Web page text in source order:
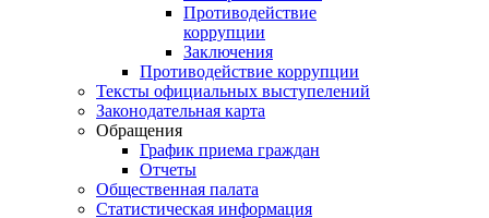
Противодействие
коррупции
Заключения
Противодействие коррупции
Тексты официальных выступелений
Законодательная карта
Обращения
График приема граждан
Отчеты
Общественная палата
Статистическая информация